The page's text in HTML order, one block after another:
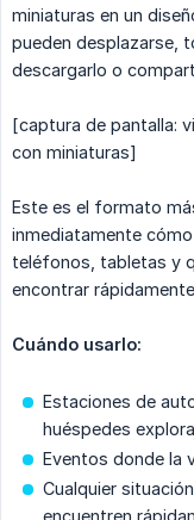
miniaturas en un
pueden desplazarse,
descargarlo o
[captura de pantalla:
con miniaturas]
Este es el formato
inmediatamente
teléfonos, tabletas y
encontrar
Cuándo usarlo:
Estaciones de
huéspedes
Eventos donde la
Cualquier
encuentren